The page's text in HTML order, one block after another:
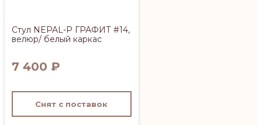
Стул NEPAL-P ГРАФИТ #14,
велюр/ белый каркас
7 400 ₽
Снят с поставок